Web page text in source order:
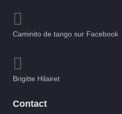
Caminito de tango sur Facebook
Brigitte Hilairet
Contact